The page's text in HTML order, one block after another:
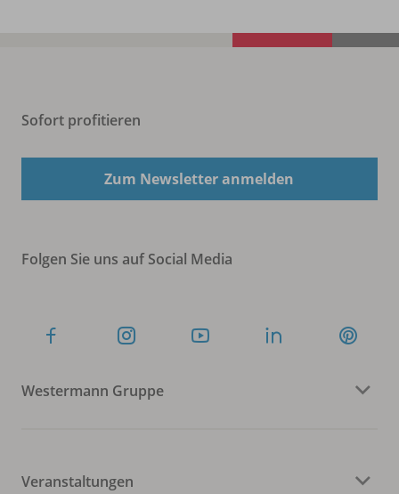
Sofort profitieren
Zum Newsletter anmelden
Folgen Sie uns auf Social Media
Westermann Gruppe
Veranstaltungen